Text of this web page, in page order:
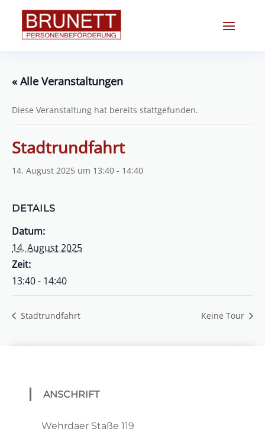
« Alle Veranstaltungen
Diese Veranstaltung hat bereits stattgefunden.
Stadtrundfahrt
14. August 2025 um 13:40 - 14:40
DETAILS
Datum:
14. August 2025
Zeit:
13:40 - 14:40
Stadtrundfahrt Keine Tour
ANSCHRIFT
Wehrdaer Staße 119